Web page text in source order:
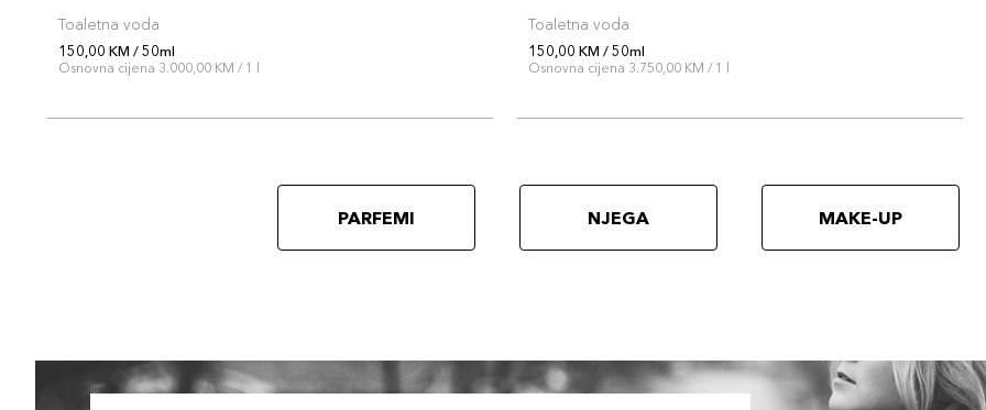
Toaletna voda
150,00 KM / 50ml
Osnovna cijena 3.000,00 KM / 1 l
Toaletna voda
150,00 KM / 50ml
Osnovna cijena 3.750,00 KM / 1 l
PARFEMI NJEGA MAKE-UP